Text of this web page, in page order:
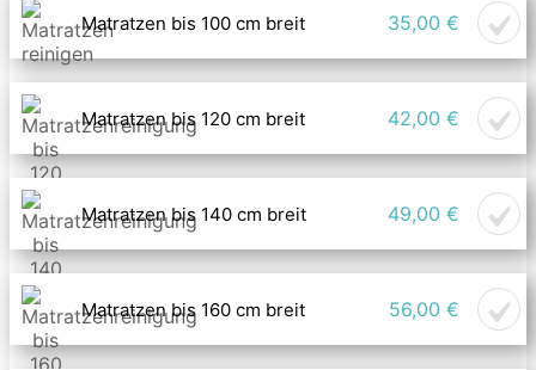
Matratzen bis 100 cm breit 35,00 €
Matratzen bis 120 cm breit 42,00 €
Matratzen bis 140 cm breit 49,00 €
Matratzen bis 160 cm breit 56,00 €